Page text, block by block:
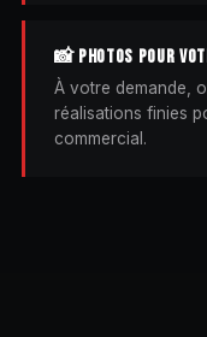
📸 PHOTOS POUR
À votre demande,
réalisations finies
commercial.